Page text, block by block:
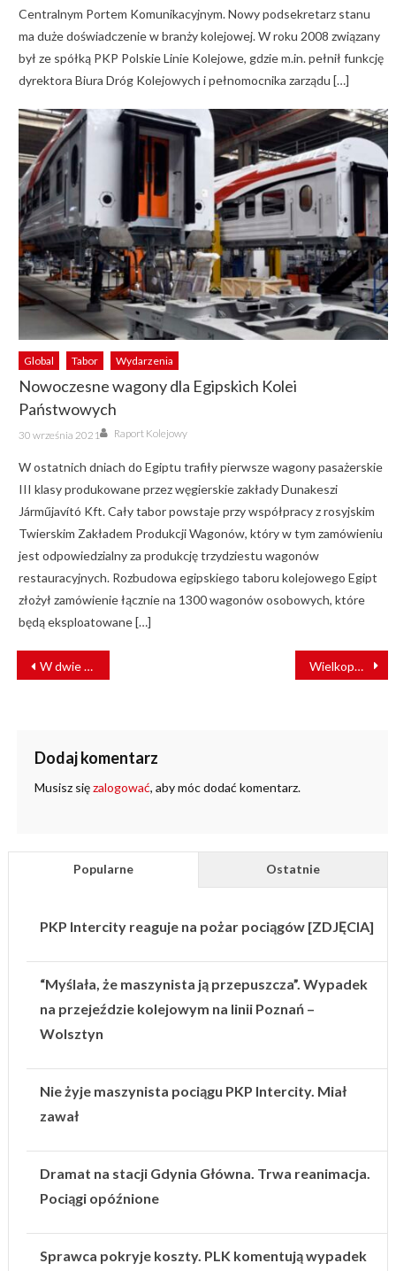
Centralnym Portem Komunikacyjnym. Nowy podsekretarz stanu
ma duże doświadczenie w branży kolejowej. W roku 2008 związany
był ze spółką PKP Polskie Linie Kolejowe, gdzie m.in. pełnił funkcję
dyrektora Biura Dróg Kolejowych i pełnomocnika zarządu […]
Global Tabor Wydarzenia
Nowoczesne wagony dla Egipskich Kolei
Państwowych
Posted
on
30 września 2021 Author
Raport Kolejowy
W ostatnich dniach do Egiptu trafiły pierwsze wagony pasażerskie
III klasy produkowane przez węgierskie zakłady Dunakeszi
Járműjavító Kft. Cały tabor powstaje przy współpracy z rosyjskim
Twierskim Zakładem Produkcji Wagonów, który w tym zamówieniu
jest odpowiedzialny za produkcję trzydziestu wagonów
restauracyjnych. Rozbudowa egipskiego taboru kolejowego Egipt
złożył zamówienie łącznie na 1300 wagonów osobowych, które
będą eksploatowane […]
NAWIGACJA
WPISU
W dwie minuty zdewastowali wagon metra [FILM] Wielkopolska: przewoźnicy zapytają o rodzaj posiadanego biletu
Dodaj komentarz
Musisz sięzalogować, aby móc dodać komentarz.
Popularne Ostatnie
PKP Intercity reaguje na pożar pociągów [ZDJĘCIA]
“Myślała, że maszynista ją przepuszcza”. Wypadek
na przejeździe kolejowym na linii Poznań –
Wolsztyn
Nie żyje maszynista pociągu PKP Intercity. Miał
zawał
Dramat na stacji Gdynia Główna. Trwa reanimacja.
Pociągi opóźnione
Sprawca pokryje koszty. PLK komentują wypadek